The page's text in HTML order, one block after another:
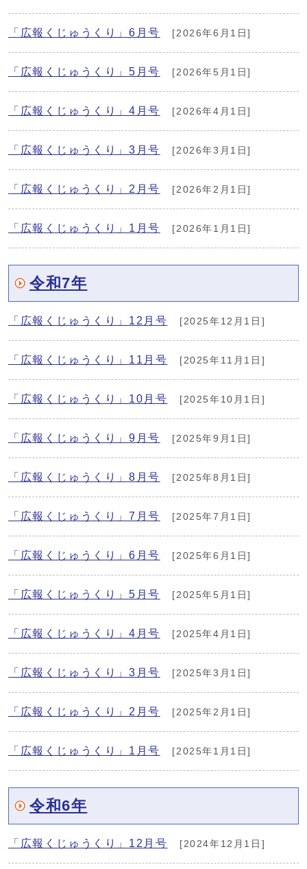
「広報くじゅうくり」6月号 [2026年6月1日]
「広報くじゅうくり」5月号 [2026年5月1日]
「広報くじゅうくり」4月号 [2026年4月1日]
「広報くじゅうくり」3月号 [2026年3月1日]
「広報くじゅうくり」2月号 [2026年2月1日]
「広報くじゅうくり」1月号 [2026年1月1日]
令和7年
「広報くじゅうくり」12月号 [2025年12月1日]
「広報くじゅうくり」11月号 [2025年11月1日]
「広報くじゅうくり」10月号 [2025年10月1日]
「広報くじゅうくり」9月号 [2025年9月1日]
「広報くじゅうくり」8月号 [2025年8月1日]
「広報くじゅうくり」7月号 [2025年7月1日]
「広報くじゅうくり」6月号 [2025年6月1日]
「広報くじゅうくり」5月号 [2025年5月1日]
「広報くじゅうくり」4月号 [2025年4月1日]
「広報くじゅうくり」3月号 [2025年3月1日]
「広報くじゅうくり」2月号 [2025年2月1日]
「広報くじゅうくり」1月号 [2025年1月1日]
令和6年
「広報くじゅうくり」12月号 [2024年12月1日]